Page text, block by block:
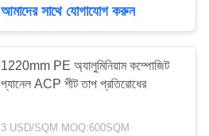
আমাদের সাথে যোগাযোগ করুন
1220mm PE অ্যালুমিনিয়াম কম্পোজিট
প্যানেল ACP শীট তাপ প্রতিরোধের
3 USD/SQM MOQ:600SQM